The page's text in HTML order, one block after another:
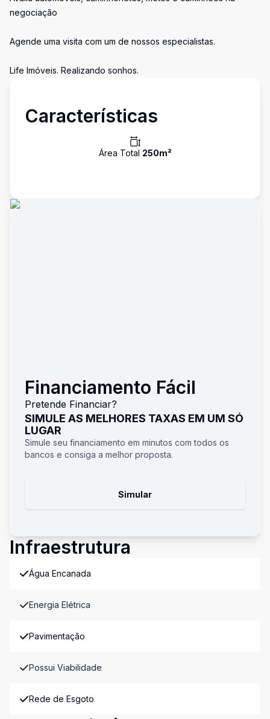
negociação
Agende uma visita com um de nossos especialistas.
Life Imóveis. Realizando sonhos.
Características
Área Total 250m²
Financiamento Fácil
Pretende Financiar?
SIMULE AS MELHORES TAXAS EM UM SÓ
LUGAR
Simule seu financiamento em minutos com todos os
bancos e consiga a melhor proposta.
Simular
Infraestrutura
Água Encanada
Energia Elétrica
Pavimentação
Possui Viabilidade
Rede de Esgoto